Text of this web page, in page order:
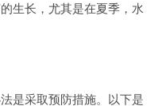
生长，尤其是在夏季，水
是采取预防措施。以下是